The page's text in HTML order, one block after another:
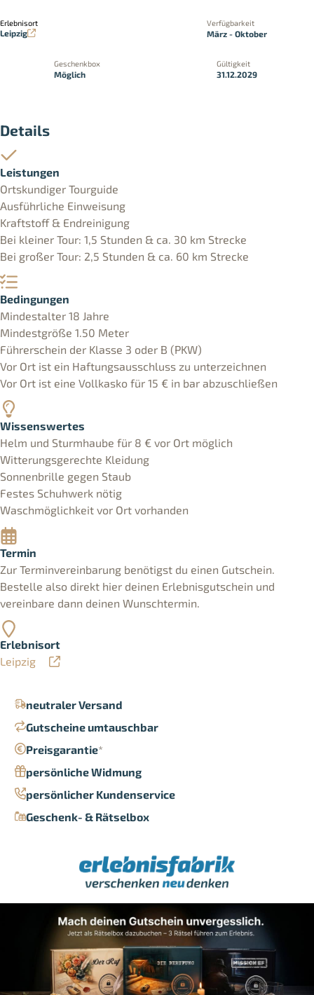
Erlebnisort
Leipzig
Verfügbarkeit
März - Oktober
Geschenkbox
Möglich
Gültigkeit
31.12.2029
neutraler Versand
Gutscheine umtauschbar
Preisgarantie*
persönliche Widmung
persönlicher Kundenservice
Geschenk- & Rätselbox
Details
Leistungen
Ortskundiger Tourguide
Ausführliche Einweisung
Kraftstoff & Endreinigung
Bei kleiner Tour: 1,5 Stunden & ca. 30 km Strecke
Bei großer Tour: 2,5 Stunden & ca. 60 km Strecke
Bedingungen
Mindestalter 18 Jahre
Mindestgröße 1.50 Meter
Führerschein der Klasse 3 oder B (PKW)
Vor Ort ist ein Haftungsausschluss zu unterzeichnen
Vor Ort ist eine Vollkasko für 15 € in bar abzuschließen
Wissenswertes
Helm und Sturmhaube für 8 € vor Ort möglich
Witterungsgerechte Kleidung
Sonnenbrille gegen Staub
Festes Schuhwerk nötig
Waschmöglichkeit vor Ort vorhanden
Termin
Zur Terminvereinbarung benötigst du einen Gutschein.
Bestelle also direkt hier deinen Erlebnisgutschein und
vereinbare dann deinen Wunschtermin.
Erlebnisort
Leipzig